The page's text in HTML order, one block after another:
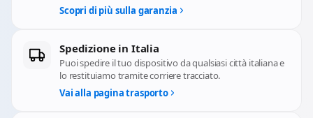
Scopri di più sulla garanzia
Spedizione in Italia
Puoi spedire il tuo dispositivo da qualsiasi città italiana e
lo restituiamo tramite corriere tracciato.
Vai alla pagina trasporto